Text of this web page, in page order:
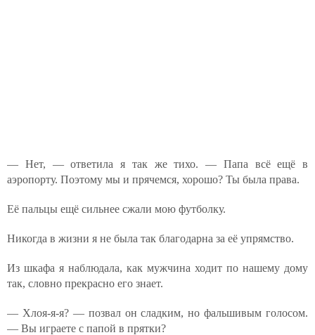
— Нет, — ответила я так же тихо. — Папа всё ещё в
аэропорту. Поэтому мы и прячемся, хорошо? Ты была права.
Её пальцы ещё сильнее сжали мою футболку.
Никогда в жизни я не была так благодарна за её упрямство.
Из шкафа я наблюдала, как мужчина ходит по нашему дому
так, словно прекрасно его знает.
— Хлоя-я-я? — позвал он сладким, но фальшивым голосом.
— Вы играете с папой в прятки?